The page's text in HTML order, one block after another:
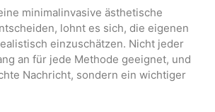
minimalinvasive ästhetische
lohnt es sich, die eigenen
einzuschätzen. Nicht jeder
an für jede Methode geeignet, und
Nachricht, sondern ein wichtiger